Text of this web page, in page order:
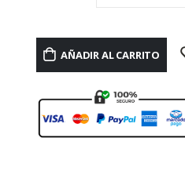
AÑADIR AL CARRITO